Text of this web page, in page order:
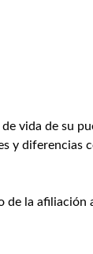
vida de su
y diferencias
la afiliación